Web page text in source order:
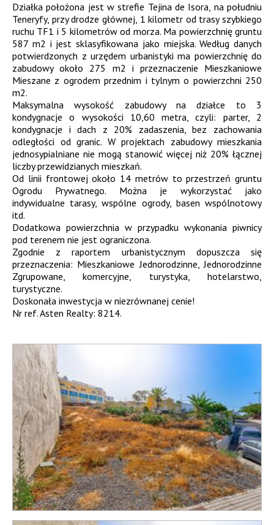
Działka położona jest w strefie Tejina de Isora, na południu
Teneryfy, przy drodze głównej, 1 kilometr od trasy szybkiego
ruchu TF1 i 5 kilometrów od morza. Ma powierzchnię gruntu
587 m2 i jest sklasyfikowana jako miejska. Według danych
potwierdzonych z urzędem urbanistyki ma powierzchnię do
zabudowy około 275 m2 i przeznaczenie Mieszkaniowe
Mieszane z ogrodem przednim i tylnym o powierzchni 250
m2.
Maksymalna wysokość zabudowy na działce to 3
kondygnacje o wysokości 10,60 metra, czyli: parter, 2
kondygnacje i dach z 20% zadaszenia, bez zachowania
odległości od granic. W projektach zabudowy mieszkania
jednosypialniane nie mogą stanowić więcej niż 20% łącznej
liczby przewidzianych mieszkań.
Od linii frontowej około 14 metrów to przestrzeń gruntu
Ogrodu Prywatnego. Można je wykorzystać jako
indywidualne tarasy, wspólne ogrody, basen wspólnotowy
itd.
Dodatkowa powierzchnia w przypadku wykonania piwnicy
pod terenem nie jest ograniczona.
Zgodnie z raportem urbanistycznym dopuszcza się
przeznaczenia: Mieszkaniowe Jednorodzinne, Jednorodzinne
Zgrupowane, komercyjne, turystyka, hotelarstwo,
turystyczne.
Doskonała inwestycja w niezrównanej cenie!
Nr ref. Asten Realty: 8214.